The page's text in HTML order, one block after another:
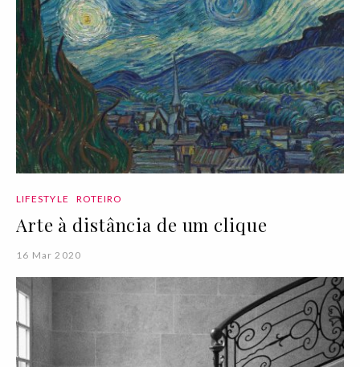
LIFESTYLE ROTEIRO
Arte à distância de um clique
16 Mar 2020